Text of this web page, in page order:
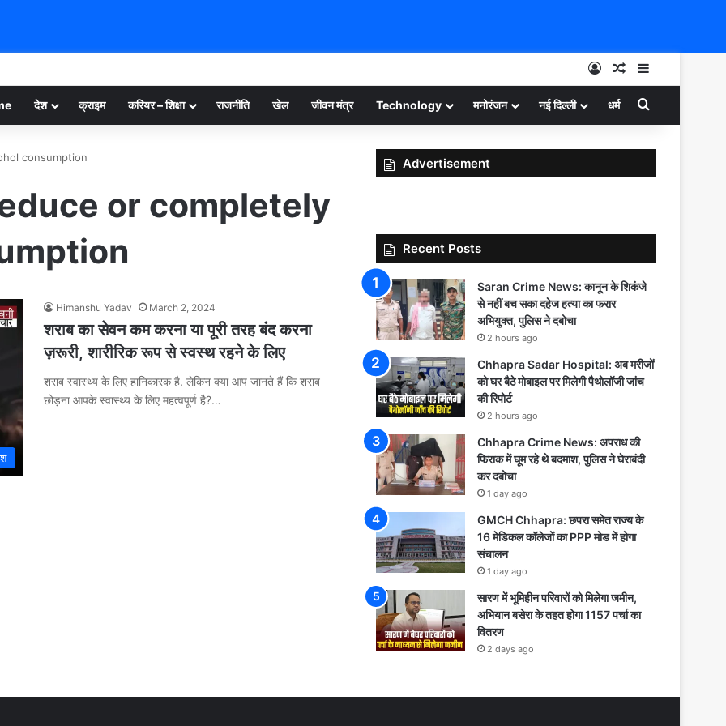
Log InRandom Article
Sidebar
देश क्राइम करियर – शिक्षा राजनीति खेल जीवन मंत्र Technology मनोरंजन नई दिल्ली धर्म Search for
consumption
or completely
Himanshu Yadav March 2, 2024
शराब का सेवन कम करना या पूरी तरह बंद करना
ज़रूरी, शारीरिक रूप से स्वस्थ रहने के लिए
शराब स्वास्थ्य के लिए हानिकारक है. लेकिन क्या आप जानते हैं कि शराब
छोड़ना आपके स्वास्थ्य के लिए महत्वपूर्ण है?…
Advertisement
Recent Posts
Saran Crime News: कानून के शिकंजे
से नहीं बच सका दहेज हत्या का फरार
अभियुक्त, पुलिस ने दबोचा
2 hours ago
Chhapra Sadar Hospital: अब मरीजों
को घर बैठे मोबाइल पर मिलेगी पैथोलॉजी जांच
की रिपोर्ट
2 hours ago
Chhapra Crime News: अपराध की
फिराक में घूम रहे थे बदमाश, पुलिस ने घेराबंदी
कर दबोचा
1 day ago
GMCH Chhapra: छपरा समेत राज्य के
16 मेडिकल कॉलेजों का PPP मोड में होगा
संचालन
1 day ago
सारण में भूमिहीन परिवारों को मिलेगा जमीन,
अभियान बसेरा के तहत होगा 1157 पर्चा का
वितरण
2 days ago